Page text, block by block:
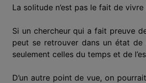
La solitude n’est pas le fait de
Si un chercheur qui a fait preuve
peut se retrouver dans un état de
seulement celles du temps et de
D’un autre point de vue, on